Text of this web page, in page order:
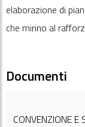
elaborazione di
che mirino al
Documenti
CONVENZIONE E